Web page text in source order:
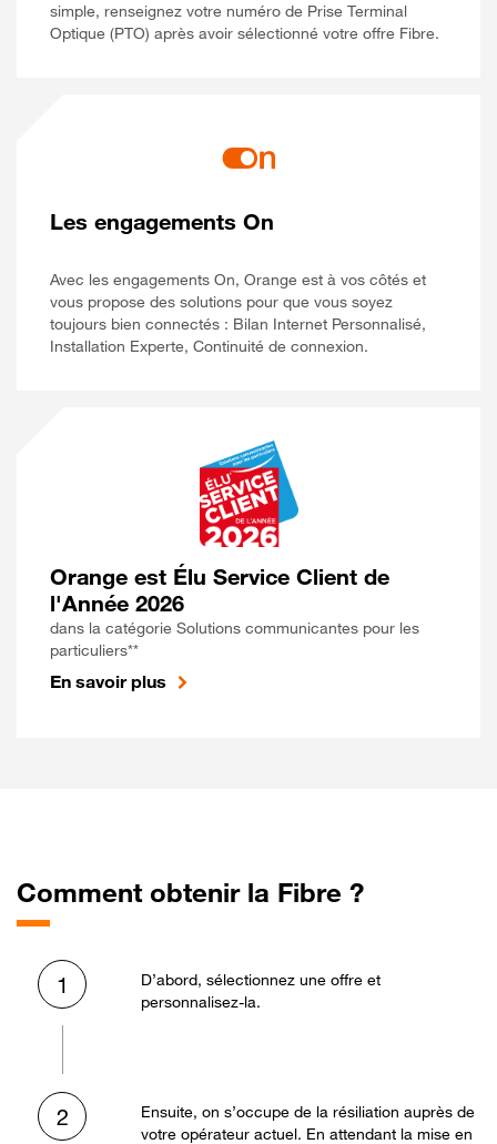
simple, renseignez votre numéro de Prise Terminal
Optique (PTO) après avoir sélectionné votre offre Fibre.
Les engagements On
Avec les engagements On, Orange est à vos côtés et
vous propose des solutions pour que vous soyez
toujours bien connectés : Bilan Internet Personnalisé,
Installation Experte, Continuité de connexion.
Orange est Élu Service Client de
l'Année 2026
dans la catégorie Solutions communicantes pour les
particuliers**
En savoir plus
Comment obtenir la Fibre ?
1
D’abord, sélectionnez une offre et
personnalisez-la.
2
Ensuite, on s’occupe de la résiliation auprès de
votre opérateur actuel. En attendant la mise en